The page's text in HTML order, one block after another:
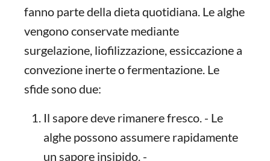
fanno parte della dieta quotidiana. Le alghe
vengono conservate mediante
surgelazione, liofilizzazione, essiccazione a
convezione inerte o fermentazione. Le
sfide sono due:
Il sapore deve rimanere fresco. - Le
alghe possono assumere rapidamente
un sapore insipido. -